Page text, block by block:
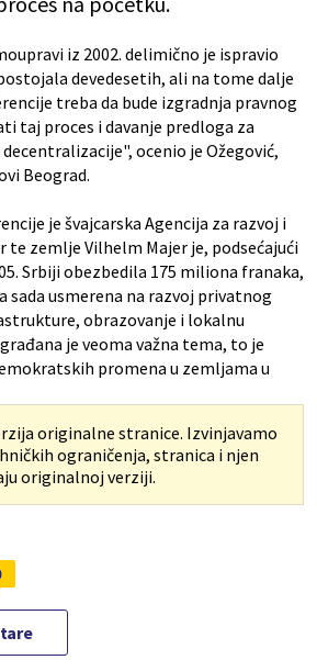
iz 2002. delimično je ispravio
devedesetih, ali na tome dalje
treba da bude izgradnja pravnog
taj proces i davanje predloga za
ocenio je Ožegović,
Beograd.
je švajcarska Agencija za razvoj i
te zemlje Vilhelm Majer je, podsećajući
Srbiji obezbedila 175 miliona franaka,
sada usmerena na razvoj privatnog
obrazovanje i lokalnu
je veoma važna tema, to je
promena u zemljama u
originalne stranice. Izvinjavamo
ograničenja, stranica i njen
originalnoj verziji.